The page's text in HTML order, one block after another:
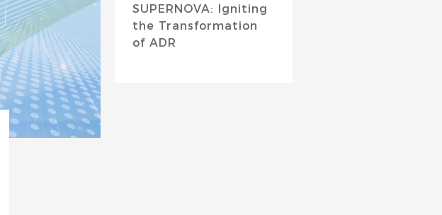
SUPERNOVA: Igniting
the Transformation
of ADR